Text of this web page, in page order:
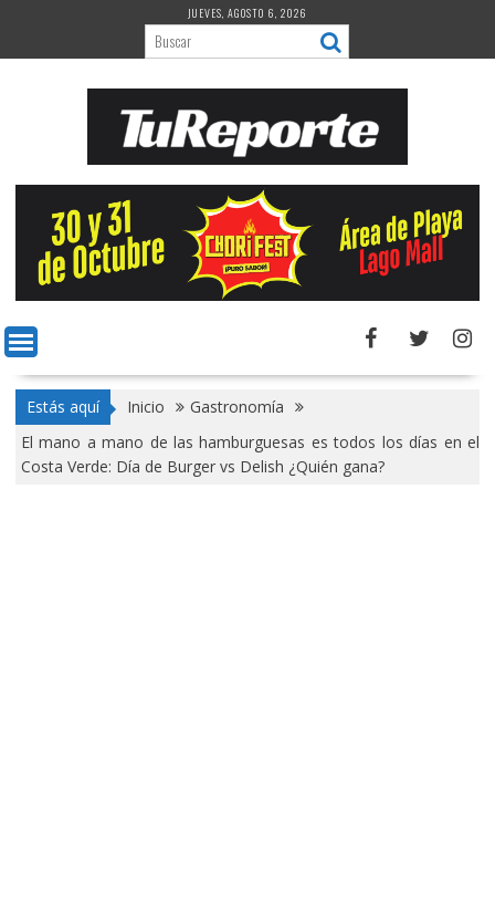
contenido
JUEVES, AGOSTO 6, 2026
Estás aquí Inicio
Gastronomía
El mano a mano de las hamburguesas es todos los días en el
Costa Verde: Día de Burger vs Delish ¿Quién gana?